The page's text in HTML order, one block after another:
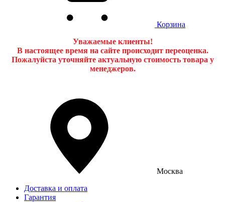
Корзина
Уважаемые клиенты!
В настоящее время на сайте происходит переоценка.
Пожалуйста уточняйте актуальную стоимость товара у
менеджеров.
Москва
Доставка и оплата
Гарантия